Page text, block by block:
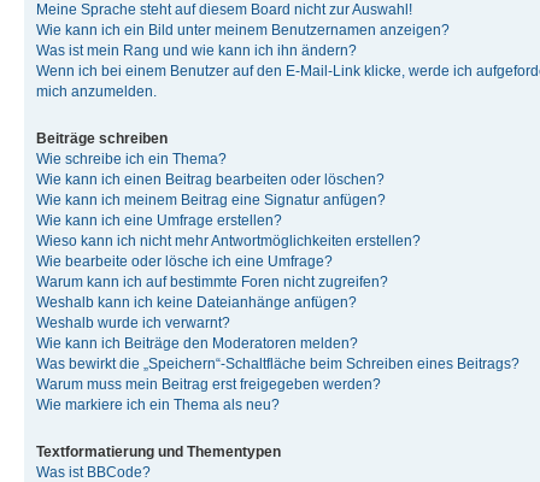
Meine Sprache steht auf diesem Board nicht zur Auswahl!
Wie kann ich ein Bild unter meinem Benutzernamen anzeigen?
Was ist mein Rang und wie kann ich ihn ändern?
Wenn ich bei einem Benutzer auf den E-Mail-Link klicke, werde ich
mich anzumelden.
Beiträge schreiben
Wie schreibe ich ein Thema?
Wie kann ich einen Beitrag bearbeiten oder löschen?
Wie kann ich meinem Beitrag eine Signatur anfügen?
Wie kann ich eine Umfrage erstellen?
Wieso kann ich nicht mehr Antwortmöglichkeiten erstellen?
Wie bearbeite oder lösche ich eine Umfrage?
Warum kann ich auf bestimmte Foren nicht zugreifen?
Weshalb kann ich keine Dateianhänge anfügen?
Weshalb wurde ich verwarnt?
Wie kann ich Beiträge den Moderatoren melden?
Was bewirkt die „Speichern“-Schaltfläche beim Schreiben eines Beitrags?
Warum muss mein Beitrag erst freigegeben werden?
Wie markiere ich ein Thema als neu?
Textformatierung und Thementypen
Was ist BBCode?